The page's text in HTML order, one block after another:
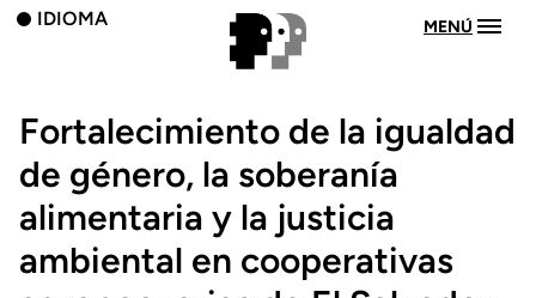
IDIOMA MENÚ
Fortalecimiento de la igualdad
de género, la soberanía
alimentaria y la justicia
ambiental en cooperativas